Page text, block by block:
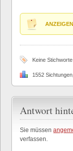
Keine Stichworte
1552
Antwort
Sie müssen
verfassen.